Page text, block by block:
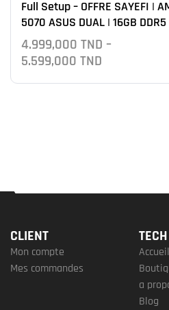
Full Setup – OFFRE SAYEFI |
5070 ASUS DUAL | 16GB
MSI M450 500GB
4.999,000 TND –
5.599,000 TND
CLIENT
Mon compte
Mes commandes
Accueil
a
Blog